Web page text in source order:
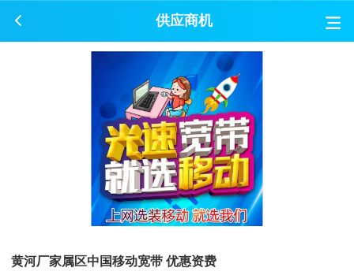
供应商机
黄河厂家属区中国移动宽带 优惠资费